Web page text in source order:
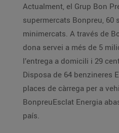
Actualment, el Grup Bon
supermercats Bonpreu, 60
minimercats. A través de
dona servei a més de 5
l’entrega a domicili i 29
Disposa de 64 benzineres
places de càrrega per a
BonpreuEsclat Energia
país.